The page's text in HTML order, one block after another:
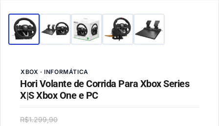
XBOX · INFORMÁTICA
Hori Volante de Corrida Para Xbox Series
X|S Xbox One e PC
R$1.299,90